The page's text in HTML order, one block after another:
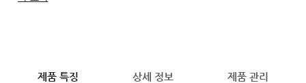
제품 특징 상세 정보 제품 관리